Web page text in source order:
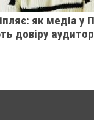
як медіа у
довіру